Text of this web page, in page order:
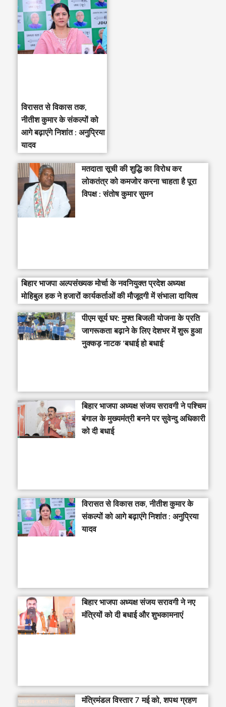
विरासत से विकास तक,
नीतीश कुमार के संकल्पों को
आगे बढ़ाएंगे निशांत : अनुप्रिया
यादव
मतदाता सूची की शुद्धि का विरोध कर
लोकतंत्र को कमजोर करना चाहता है पूरा
विपक्ष : संतोष कुमार सुमन
बिहार भाजपा अल्पसंख्यक मोर्चा के नवनियुक्त प्रदेश अध्यक्ष
मोहिबुल हक ने हजारों कार्यकर्ताओं की मौजूदगी में संभाला दायित्व
पीएम सूर्य घर: मुफ्त बिजली योजना के प्रति
जागरूकता बढ़ाने के लिए देशभर में शुरू हुआ
नुक्कड़ नाटक ‘बधाई हो बधाई’
‎बिहार भाजपा अध्यक्ष संजय सरावगी ने पश्चिम
बंगाल के मुख्यमंत्री बनने पर सुवेन्दु अधिकारी
को दी बधाई
विरासत से विकास तक, नीतीश कुमार के
संकल्पों को आगे बढ़ाएंगे निशांत : अनुप्रिया
यादव
बिहार भाजपा अध्यक्ष संजय सरावगी ने नए
मंत्रियों को दी बधाई और शुभकामनाएं
मंत्रिमंडल विस्तार 7 मई को, शपथ ग्रहण